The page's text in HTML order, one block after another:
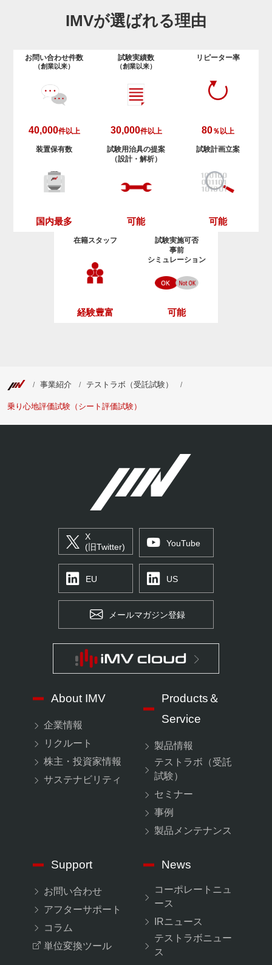
IMVが選ばれる理由
お問い合わせ件数
（創業以来）
40,000件以上
試験実績数
（創業以来）
30,000件以上
リピーター率
80％以上
装置保有数
国内最多
試験用治具の提案
（設計・解析）
可能
試験計画立案
可能
在籍スタッフ
経験豊富
試験実施可否
事前
シミュレーション
可能
事業紹介 テストラボ（受託試験）
乗り心地評価試験（シート評価試験）
X
(旧Twitter)
YouTube
EU US
メールマガジン登録
About IMV
企業情報
リクルート
株主・投資家情報
サステナビリティ
Products＆
Service
製品情報
テストラボ（受託
試験）
セミナー
事例
製品メンテナンス
Support
お問い合わせ
アフターサポート
コラム
単位変換ツール
News
コーポレートニュ
ース
IRニュース
テストラボニュー
ス